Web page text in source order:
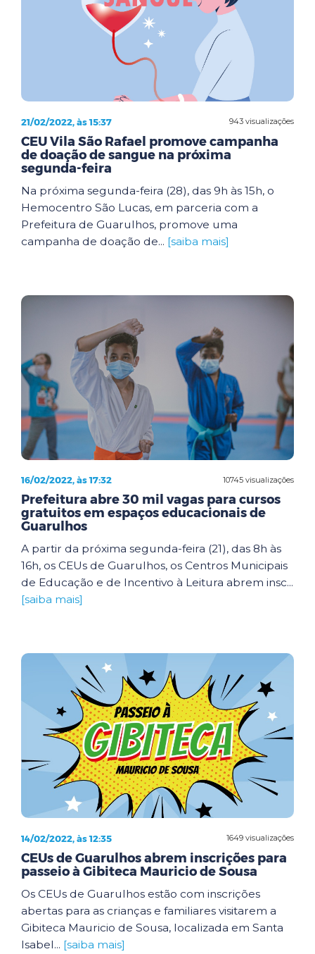
943 visualizações
21/02/2022, às 15:37
CEU Vila São Rafael promove campanha
de doação de sangue na próxima
segunda-feira
Na próxima segunda-feira (28), das 9h às 15h, o
Hemocentro São Lucas, em parceria com a
Prefeitura de Guarulhos, promove uma
campanha de doação de... [saiba mais]
10745 visualizações
16/02/2022, às 17:32
Prefeitura abre 30 mil vagas para cursos
gratuitos em espaços educacionais de
Guarulhos
A partir da próxima segunda-feira (21), das 8h às
16h, os CEUs de Guarulhos, os Centros Municipais
de Educação e de Incentivo à Leitura abrem insc...
[saiba mais]
1649 visualizações
14/02/2022, às 12:35
CEUs de Guarulhos abrem inscrições para
passeio à Gibiteca Mauricio de Sousa
Os CEUs de Guarulhos estão com inscrições
abertas para as crianças e familiares visitarem a
Gibiteca Mauricio de Sousa, localizada em Santa
Isabel... [saiba mais]